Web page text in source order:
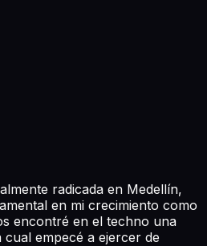
radicada en Medellín,
en mi crecimiento como
encontré en el techno una
empecé a ejercer de